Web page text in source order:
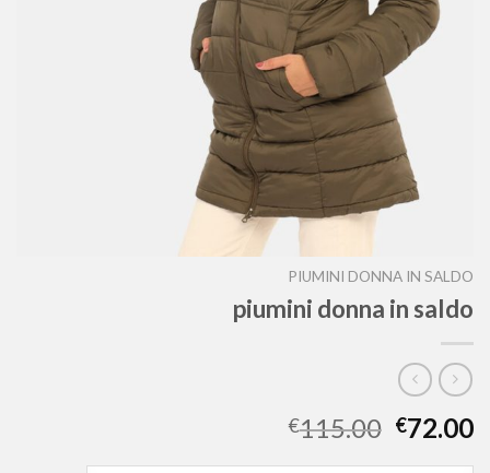
PIUMINI DONNA IN SALDO
piumini donna in saldo
€115.00 €72.00